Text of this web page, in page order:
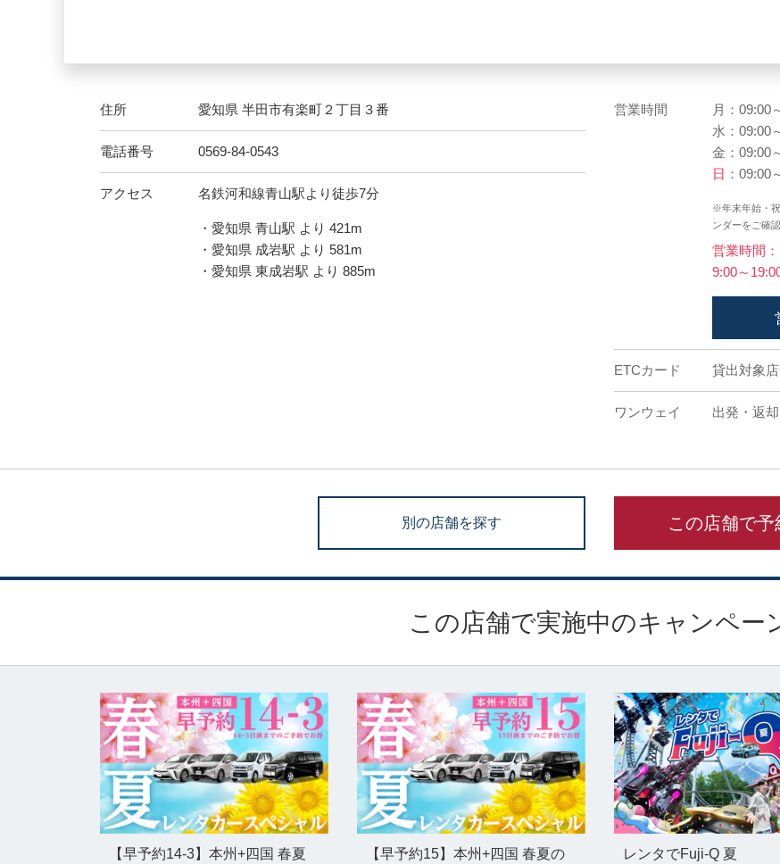
住所 愛知県 半田市有楽町２丁目３番
電話番号 0569-84-0543
アクセス 名鉄河和線青山駅より徒歩7分
・愛知県 青山駅 より 421m
・愛知県 成岩駅 より 581m
・愛知県 東成岩駅 より 885m
営業時間 月：09:00
水：09:00
金：09:00
日 ：09:00
※年末年始・
ンダーをご確
営業時間：
9:00～
ETCカード 貸出対象
ワンウェイ 出発・返
別の店舗を探す この店舗で予
この店舗で実施中のキャンペー
【早予約14-3】本州+四国 春夏
【早予約15】本州+四国 春夏の
レンタでFuji-Q 夏